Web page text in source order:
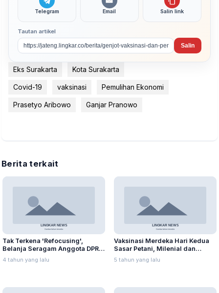
Telegram Email Salin link
Tautan artikel
Salin
Eks Surakarta Kota Surakarta
Covid-19 vaksinasi Pemulihan Ekonomi
Prasetyo Aribowo Ganjar Pranowo
Berita terkait
Tak Terkena 'Refocusing',
Belanja Seragam Anggota DPRD
Capai Ratusan Juta
4 tahun yang lalu
Vaksinasi Merdeka Hari Kedua
Sasar Petani, Milenial dan
Pegawai SPBU
5 tahun yang lalu